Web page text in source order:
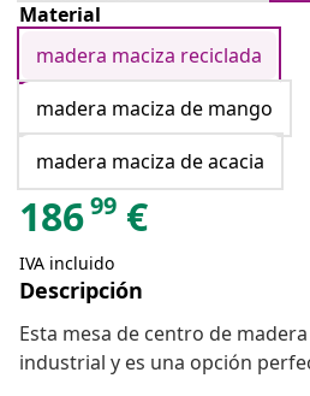
Material
madera maciza reciclada
madera maciza de mango
madera maciza de acacia
18699 €
IVA incluido
Descripción
Esta mesa de centro de
industrial y es una opción